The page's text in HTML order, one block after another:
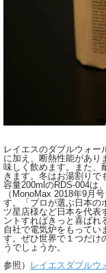
レイエスのダブルウォー
に加え、断熱性能があり
味しく飲めます。また、
きます。冬はお湯割りで
容量200mlのRDS-004は
（MonoMax 2018年9月
す。「プロが選ぶ日本の
ツ星店様など日本を代表
ントすればきっと喜ばれ
自社で電気炉をもってい
す。ぜひ世界で１つだけ
うでしょうか。
参照）
レイエスダブルウ